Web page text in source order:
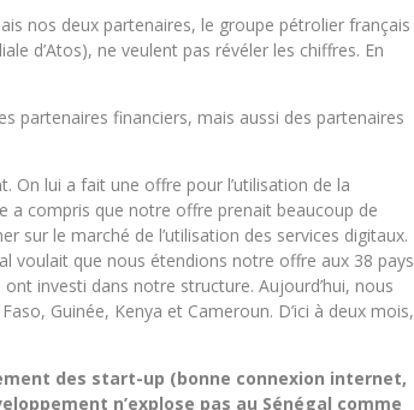
nos deux partenaires, le groupe pétrolier français
d’Atos), ne veulent pas révéler les chiffres. En
partenaires financiers, mais aussi des partenaires
On lui a fait une offre pour l’utilisation de la
a compris que notre offre prenait beaucoup de
sur le marché de l’utilisation des services digitaux.
voulait que nous étendions notre offre aux 38 pays
ont investi dans notre structure. Aujourd’hui, nous
Guinée, Kenya et Cameroun. D’ici à deux mois,
des start-up (bonne connexion internet,
n’explose pas au Sénégal comme